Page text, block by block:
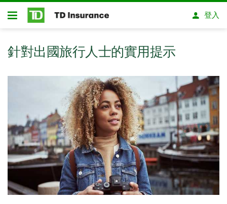
略過進入主要內容
開放式房屋貸款
登入
針對出國旅行人士的實用提示